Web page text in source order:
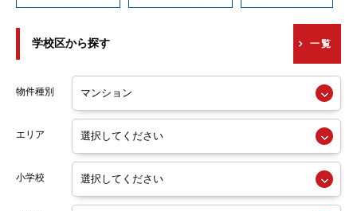
京阪交野線
阪急神戸線
阪急宝塚線
阪急京都線
阪急今津線
学校区から探す 一覧
物件種別
エリア
小学校